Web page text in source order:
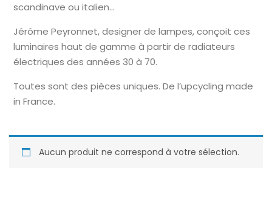
scandinave ou italien…
Jérôme Peyronnet, designer de lampes, conçoit ces
luminaires haut de gamme à partir de radiateurs
électriques des années 30 à 70.
Toutes sont des pièces uniques. De l’upcycling made
in France.
Aucun produit ne correspond à votre sélection.